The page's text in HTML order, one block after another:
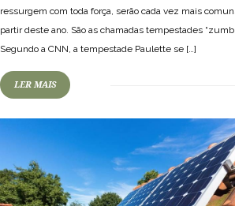
ressurgem com toda força, serão cada vez mais
partir deste ano. São as chamadas tempestades
Segundo a CNN, a tempestade Paulette se […]
LER MAIS